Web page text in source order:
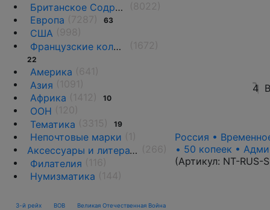
Британское Содружество
Европа
63
США
Французские колонии и территории
22
Америка
Азия
Африка
10
ООН
Тематика
19
Непочтовые марки
Аксессуары и литература
Филателия
Нумизматика
3-й рейх ВОВ Великая Отечественная Война
4
Россия •
• 50 копеек •
(Артикул: NT-RUS-